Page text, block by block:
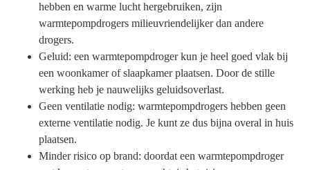
hebben en warme lucht hergebruiken, zijn
warmtepompdrogers milieuvriendelijker dan andere
drogers.
Geluid: een warmtepompdroger kun je heel goed vlak bij
een woonkamer of slaapkamer plaatsen. Door de stille
werking heb je nauwelijks geluidsoverlast.
Geen ventilatie nodig: warmtepompdrogers hebben geen
externe ventilatie nodig. Je kunt ze dus bijna overal in huis
plaatsen.
Minder risico op brand: doordat een warmtepompdroger